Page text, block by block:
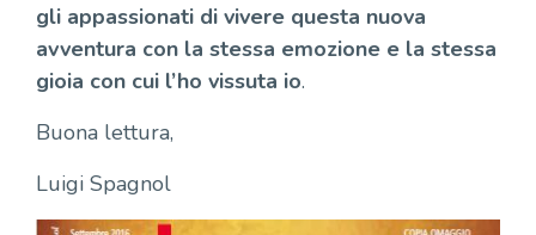
gli appassionati di vivere questa nuova
avventura con la stessa emozione e la stessa
gioia con cui l’ho vissuta io.
Buona lettura,
Luigi Spagnol